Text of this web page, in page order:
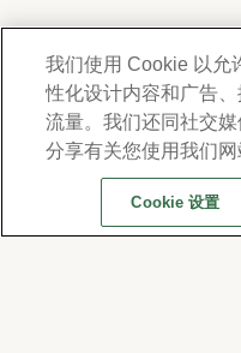
我們尊重您的隱私
務及活動之資訊
在此提供的聯絡資
電話或人工撥打之
參閱本公司的隱私
通訊偏好設定，請
我们使用 Cookie 以允
性化设计内容和广告
流量。我们还同社交
分享有关您使用我们网
Cookie 设置